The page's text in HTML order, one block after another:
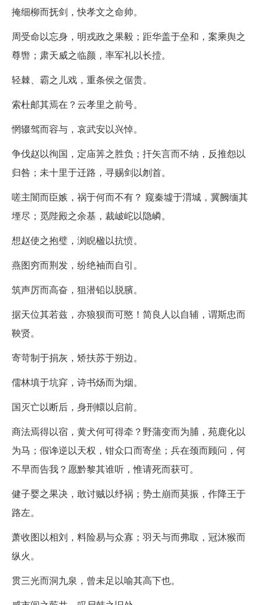
掩细柳而抚剑，快孝文之命帅。
周受命以忘身，明戎政之果毅；距华盖于垒和，案乘舆之
尊辔；肃天威之临颜，率军礼以长撎。
轻棘、霸之儿戏，重条侯之倨贵。
索杜邮其焉在？云孝里之前号。
惘辍驾而容与，哀武安以兴悼。
争伐赵以徇国，定庙筭之胜负；扞矢言而不纳，反推怨以
归咎；未十里于迁路，寻赐剑以刎首。
嗟主闇而臣嫉，祸于何而不有？ 窥秦墟于渭城，冀阙缅其
堙尽；觅陛殿之余基，裁岥岮以隐嶙。
想赵使之抱璧，浏睨楹以抗愤。
燕图穷而荆发，纷绝袖而自引。
筑声厉而高奋，狙潜铅以脱臏。
据天位其若兹，亦狼狈而可愍！简良人以自辅，谓斯忠而
鞅贤。
寄苛制于捐灰，矫扶苏于朔边。
儒林填于坑穽，诗书炀而为烟。
国灭亡以断后，身刑轘以启前。
商法焉得以宿，黄犬何可得牵？野蒲变而为脯，苑鹿化以
为马；假谗逆以天权，钳众口而寄坐；兵在颈而顾问，何
不早而告我？愿黔黎其谁听，惟请死而获可。
健子婴之果决，敢讨贼以纾祸；势土崩而莫振，作降王于
路左。
萧收图以相刘，料险易与众寡；羽天与而弗取，冠沐猴而
纵火。
贯三光而洞九泉，曾未足以喻其高下也。